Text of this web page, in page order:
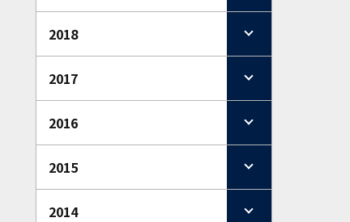
2018
2017
2016
2015
2014